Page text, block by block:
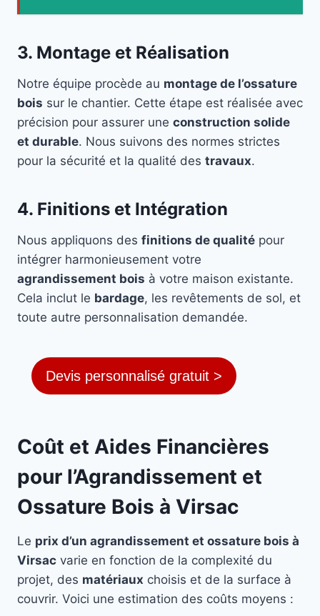
3. Montage et Réalisation
Notre équipe procède au montage de l’ossature
bois sur le chantier. Cette étape est réalisée avec
précision pour assurer une construction solide
et durable. Nous suivons des normes strictes
pour la sécurité et la qualité des travaux.
4. Finitions et Intégration
Nous appliquons des finitions de qualité pour
intégrer harmonieusement votre
agrandissement bois à votre maison existante.
Cela inclut le bardage, les revêtements de sol, et
toute autre personnalisation demandée.
Devis personnalisé gratuit >
Coût et Aides Financières
pour l’Agrandissement et
Ossature Bois à Virsac
Le prix d’un agrandissement et ossature bois à
Virsac varie en fonction de la complexité du
projet, des matériaux choisis et de la surface à
couvrir. Voici une estimation des coûts moyens :